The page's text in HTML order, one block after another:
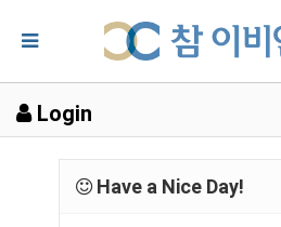
Login
Have a Nice Day!